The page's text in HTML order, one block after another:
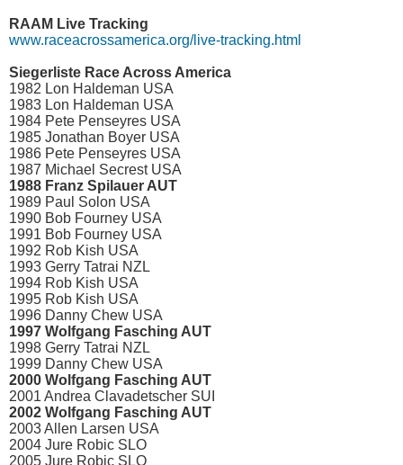
RAAM Live Tracking
www.raceacrossamerica.org/live-tracking.html
Siegerliste Race Across America
1982 Lon Haldeman USA
1983 Lon Haldeman USA
1984 Pete Penseyres USA
1985 Jonathan Boyer USA
1986 Pete Penseyres USA
1987 Michael Secrest USA
1988 Franz Spilauer AUT
1989 Paul Solon USA
1990 Bob Fourney USA
1991 Bob Fourney USA
1992 Rob Kish USA
1993 Gerry Tatrai NZL
1994 Rob Kish USA
1995 Rob Kish USA
1996 Danny Chew USA
1997 Wolfgang Fasching AUT
1998 Gerry Tatrai NZL
1999 Danny Chew USA
2000 Wolfgang Fasching AUT
2001 Andrea Clavadetscher SUI
2002 Wolfgang Fasching AUT
2003 Allen Larsen USA
2004 Jure Robic SLO
2005 Jure Robic SLO